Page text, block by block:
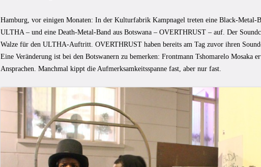
Hamburg, vor einigen Monaten: In der Kulturfabrik Kampnagel treten eine Black-Metal-
ULTHA – und eine Death-Metal-Band aus Botswana – OVERTHRUST – auf. Der
Walze für den ULTHA-Auftritt. OVERTHRUST haben bereits am Tag zuvor ihren
Eine Veränderung ist bei den Botswanern zu bemerken: Frontmann Tshomarelo Mosaka
Ansprachen. Manchmal kippt die Aufmerksamkeitsspanne fast, aber nur fast.